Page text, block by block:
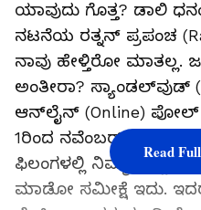
ಯಾವುದು ಗೊತ್ತ? ಡಾಲಿ
ನಟನೆಯ ರತ್ನನ್ ಪ್ರಪಂಚ
ನಾವು ಹೇಳ್ತಿರೋ ಮಾತಲ್ಲ.
ಅಂತೀರಾ? ಸ್ಯಾಂಡಲ್‌ವುಡ್‌
ಆನ್‌ಲೈನ್ (Online) ಪೋಲ್
1ರಿಂದ ನವೆಂಬರ್
ಫಿಲಂಗಳಲ್ಲಿ ನಿಮ್ಮ
ಮಾಡೋ ಸಮೀಕ್ಷೆ ಇದು.
Read